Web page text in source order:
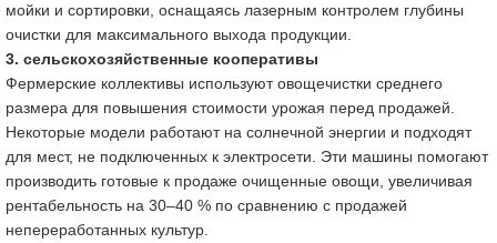
мойки и сортировки, оснащаясь лазерным контролем глубины
очистки для максимального выхода продукции.
3. сельскохозяйственные кооперативы
Фермерские коллективы используют овощечистки среднего
размера для повышения стоимости урожая перед продажей.
Некоторые модели работают на солнечной энергии и подходят
для мест, не подключенных к электросети. Эти машины помогают
производить готовые к продаже очищенные овощи, увеличивая
рентабельность на 30–40 % по сравнению с продажей
непереработанных культур.